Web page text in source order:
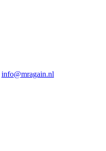
info@mragain.nl